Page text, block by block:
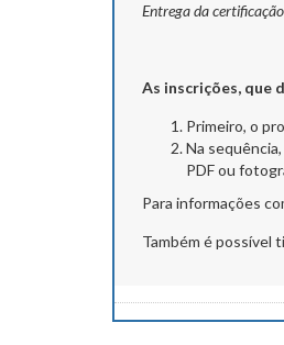
Entrega da
As inscrições, que
Primeiro, o
Na
PDF ou
Para informações
Também é possível